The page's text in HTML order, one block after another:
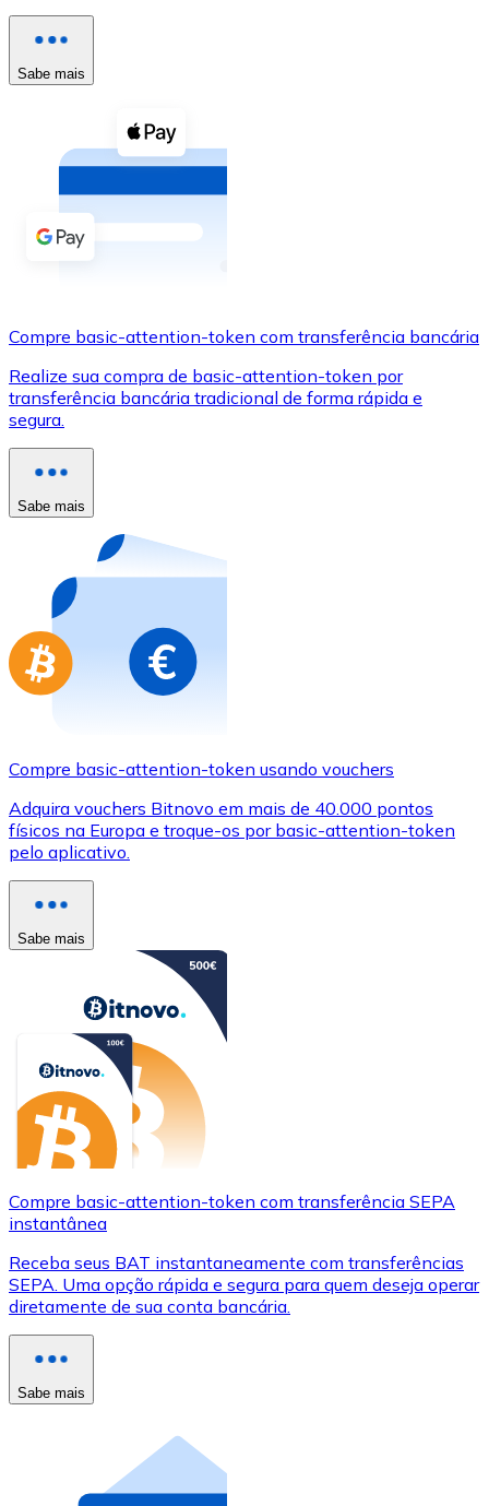
Cupons cripto
Compre criptomoedas com dinheiro e outros
Transferência SEPA
Comprar com transferência bancária
Comprar com cartão
Loja - Cartões-presente
Novo
Compre cartões-presente das suas marcas favoritas
Ir para a loja de cartões-presente
Sabe mais
Compre basic-attention-token com transferência bancária
Realize sua compra de basic-attention-token por
transferência bancária tradicional de forma rápida e
segura.
Sabe mais
Compre basic-attention-token usando vouchers
Adquira vouchers Bitnovo em mais de 40.000 pontos
físicos na Europa e troque-os por basic-attention-token
pelo aplicativo.
Sabe mais
Compre basic-attention-token com transferência SEPA
instantânea
Receba seus BAT instantaneamente com transferências
SEPA. Uma opção rápida e segura para quem deseja operar
diretamente de sua conta bancária.
Sabe mais